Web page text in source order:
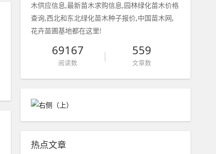
木供应信息,最新苗木求购信息,园林绿化苗木价格
查询,西北和东北绿化苗木种子报价,中国苗木网,
花卉苗圃基地都在这里!
69167
阅读数
559
文章数
热点文章